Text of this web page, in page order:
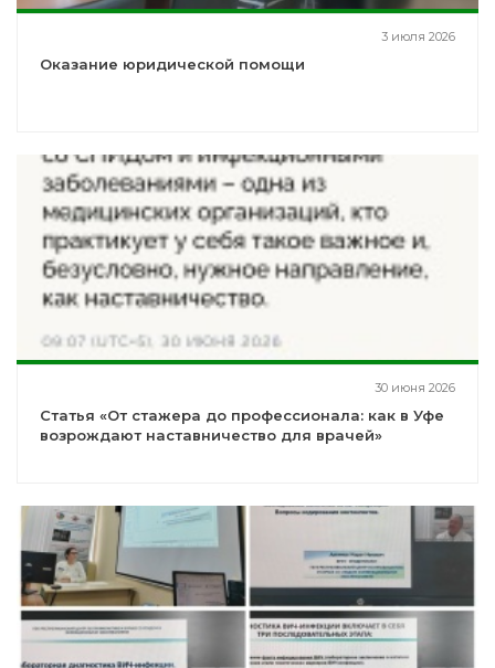
3 июля 2026
Оказание юридической помощи
30 июня 2026
Статья «От стажера до профессионала: как в Уфе
возрождают наставничество для врачей»